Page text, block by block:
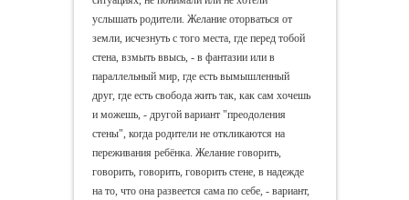
услышать родители. Желание оторваться от
земли, исчезнуть с того места, где перед тобой
стена, взмыть ввысь, - в фантазии или в
параллельный мир, где есть вымышленный
друг, где есть свобода жить так, как сам хочешь
и можешь, - другой вариант "преодоления
стены", когда родители не откликаются на
переживания ребёнка. Желание говорить,
говорить, говорить, говорить стене, в надежде
на то, что она развеется сама по себе, - вариант,